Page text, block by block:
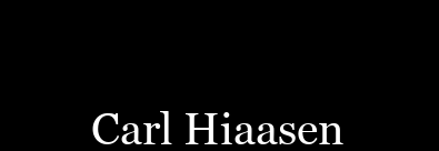
Carl Hiaasen